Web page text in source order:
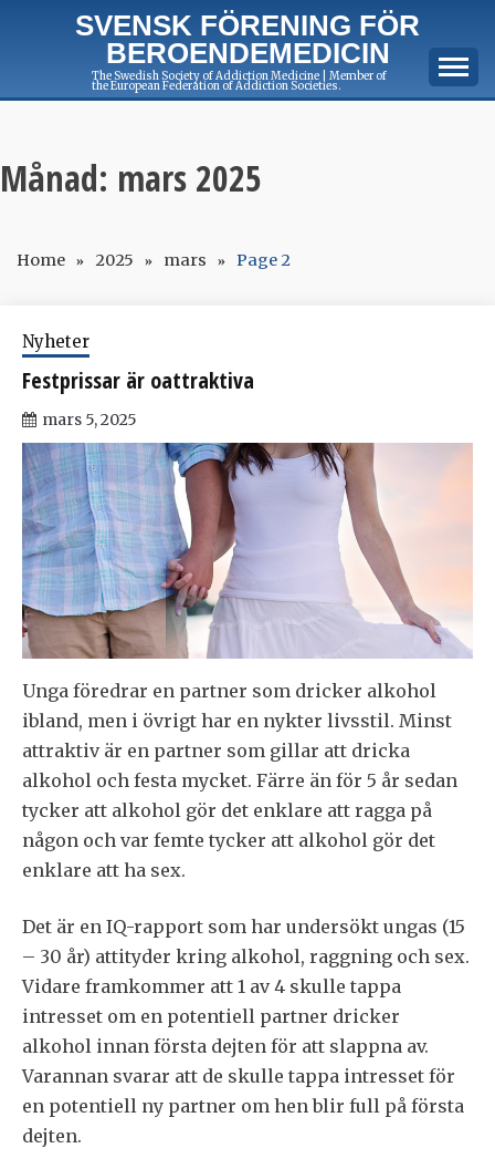
SVENSK FÖRENING FÖR
BEROENDEMEDICIN
The Swedish Society of Addiction Medicine | Member of
the European Federation of Addiction Societies.
Månad: mars 2025
Home 2025 mars Page 2
Nyheter
Festprissar är oattraktiva
mars 5, 2025
Unga föredrar en partner som dricker alkohol
ibland, men i övrigt har en nykter livsstil. Minst
attraktiv är en partner som gillar att dricka
alkohol och festa mycket. Färre än för 5 år sedan
tycker att alkohol gör det enklare att ragga på
någon och var femte tycker att alkohol gör det
enklare att ha sex.
Det är en IQ-rapport som har undersökt ungas (15
– 30 år) attityder kring alkohol, raggning och sex.
Vidare framkommer att 1 av 4 skulle tappa
intresset om en potentiell partner dricker
alkohol innan första dejten för att slappna av.
Varannan svarar att de skulle tappa intresset för
en potentiell ny partner om hen blir full på första
dejten.